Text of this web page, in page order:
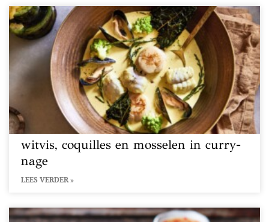
witvis, coquilles en mosselen in curry-
nage
LEES VERDER »